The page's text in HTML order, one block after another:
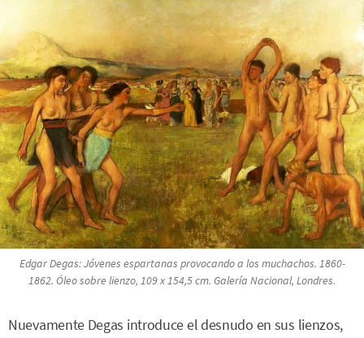
Edgar Degas:Jóvenes espartanas provocando a los muchachos. 1860-
1862. Óleo sobre lienzo, 109 x 154,5 cm. Galería Nacional, Londres.
Nuevamente Degas introduce el desnudo en sus lienzos,